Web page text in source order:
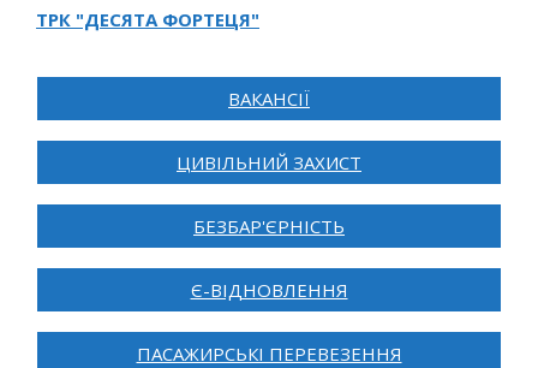
ТРК "ДЕСЯТА ФОРТЕЦЯ"
ВАКАНСІЇ
ЦИВІЛЬНИЙ ЗАХИСТ
БЕЗБАР'ЄРНІСТЬ
Є-ВІДНОВЛЕННЯ
ПАСАЖИРСЬКІ ПЕРЕВЕЗЕННЯ